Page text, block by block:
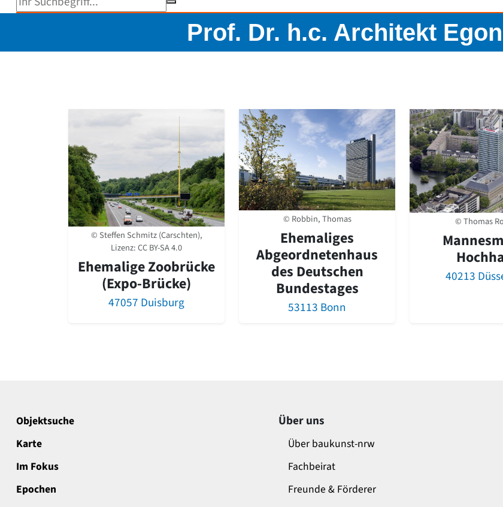
Suchbegriff eingeben
Prof. Dr. h.c. Architekt
© Steffen Schmitz (Carschten),
Lizenz:CC BY-SA 4.0
Ehemalige Zoobrücke
(Expo-Brücke)
47057 Duisburg
© Robbin, Thomas
Ehemaliges
Abgeordnetenhaus
des Deutschen
Bundestages
53113 Bonn
© Thomas
40213
Objektsuche
Karte
Im Fokus
Epochen
Über uns
Über baukunst-nrw
Fachbeirat
Freunde & Förderer